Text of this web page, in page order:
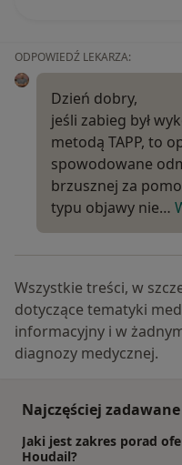
ODPOWIEDŹ LEKARZA:
Dzień dobry,
jeśli zabieg był
metodą TAPP, to
spowodowane
brzusznej za
typu objawy nie…
Wszystkie treści, w
dotyczące tematyki
informacyjny i w
diagnozy medycznej.
Najczęściej
Jaki jest zakres porad
Houdail?